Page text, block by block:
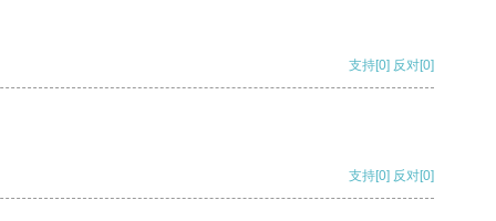
支持[0] 反对[0]
支持[0] 反对[0]